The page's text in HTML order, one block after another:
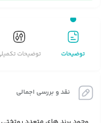
توضیحات توضیحات
نقد و بررسی اجمالی